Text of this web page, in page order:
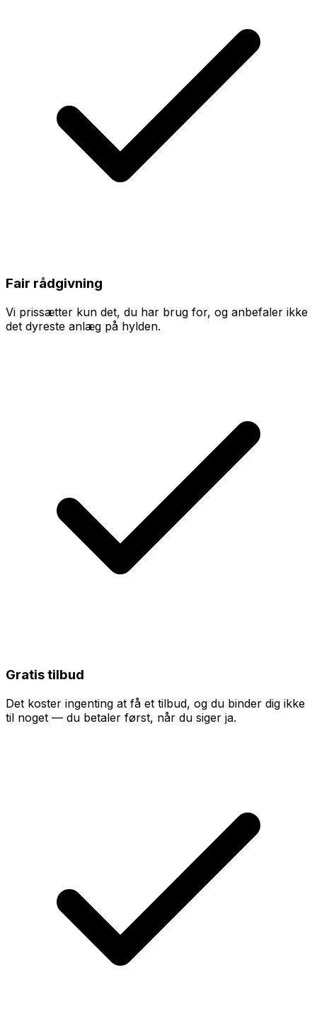
Fair rådgivning
Vi prissætter kun det, du har brug for, og anbefaler ikke
det dyreste anlæg på hylden.
Gratis tilbud
Det koster ingenting at få et tilbud, og du binder dig ikke
til noget — du betaler først, når du siger ja.